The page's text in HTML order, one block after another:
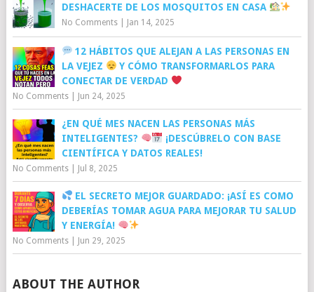
DESHACERTE DE LOS MOSQUITOS EN CASA
No Comments| Jan 14, 2025
12 HÁBITOS QUE ALEJAN A LAS PERSONAS EN
LA VEJEZ
Y CÓMO TRANSFORMARLOS PARA
CONECTAR DE VERDAD
No Comments| Jun 24, 2025
¿EN QUÉ MES NACEN LAS PERSONAS MÁS
INTELIGENTES?
¡DESCÚBRELO CON BASE
CIENTÍFICA Y DATOS REALES!
No Comments| Jul 8, 2025
EL SECRETO MEJOR GUARDADO: ¡ASÍ ES COMO
DEBERÍAS TOMAR AGUA PARA MEJORAR TU SALUD
Y ENERGÍA!
No Comments| Jun 29, 2025
ABOUT THE AUTHOR